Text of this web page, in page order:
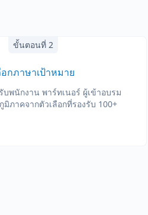
ขั้นตอนที่ 2
อกภาษาเป้าหมาย
บพนักงาน พาร์ทเนอร์ ผู้เข้าอบรม
ภาคจากตัวเลือกที่รองรับ 100+